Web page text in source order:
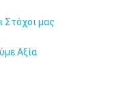
Στόχοι μας
Αξία